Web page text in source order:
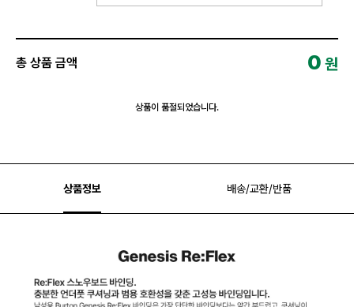
총 상품 금액 0 원
상품이 품절되었습니다.
상품정보 배송/교환/반품